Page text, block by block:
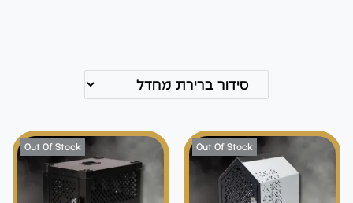
Out Of Stock
Out Of Stock